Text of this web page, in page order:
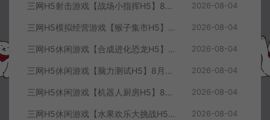
三网H5射击游戏【战场小指挥H5】8月最新整理Linux手工服务端+Win一键服务端+解压即玩+简易安卓客户端+详细搭建教程 2026-08-04
三网H5模拟经营游戏【猴子集市H5】8月最新整理Linux手工服务端+Win一键服务端+解压即玩+简易安卓客户端+详细搭建教程 2026-08-04
三网H5休闲游戏【合成进化恐龙H5】8月最新整理Linux手工服务端+Win一键服务端+解压即玩+简易安卓客户端+详细搭建教程 2026-08-04
三网H5休闲游戏【脑力测试H5】8月最新整理Linux手工服务端+Win一键服务端+解压即玩+简易安卓客户端+详细搭建教程 2026-08-04
三网H5休闲游戏【机器人厨房H5】8月最新整理Linux手工服务端+Win一键服务端+解压即玩+简易安卓客户端+详细搭建教程 2026-08-04
三网H5休闲游戏【水果欢乐大挑战H5】8月最新整理Linux手工服务端+Win一键服务端+解压即玩+简易安卓客户端+详细搭建教程 2026-08-04